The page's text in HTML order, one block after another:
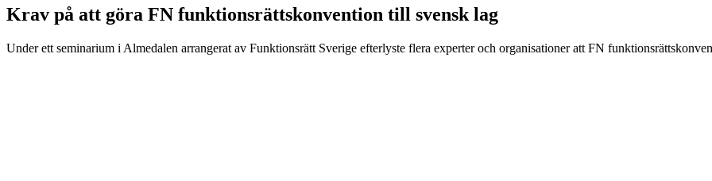
Krav på att göra FN funktionsrättskonvention till svensk lag
Under ett seminarium i Almedalen arrangerat av Funktionsrätt Sverige efterlyste flera experter och organisationer att FN